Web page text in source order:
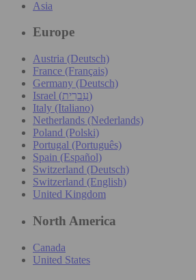
Asia
Europe
Austria (Deutsch)
France (Français)
Germany (Deutsch)
Israel (עִברִית)
Italy (Italiano)
Netherlands (Nederlands)
Poland (Polski)
Portugal (Português)
Spain (Español)
Switzerland (Deutsch)
Switzerland (English)
United Kingdom
North America
Canada
United States